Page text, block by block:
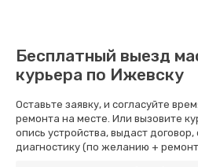
820
Комплексная
890
Бесплатный выезд
курьера по Ижевску
Оставьте заявку, и согласуйте
ремонта на месте. Или вызовите
опись устройства, выдаст договор,
диагностику (по желанию +